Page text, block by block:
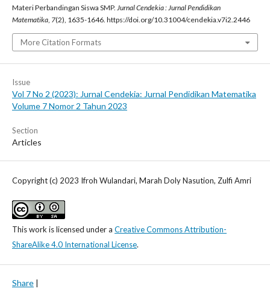
Materi Perbandingan Siswa SMP. Jurnal Cendekia : Jurnal Pendidikan
Matematika, 7(2), 1635-1646. https://doi.org/10.31004/cendekia.v7i2.2446
More Citation Formats
Issue
Vol 7 No 2 (2023): Jurnal Cendekia: Jurnal Pendidikan Matematika
Volume 7 Nomor 2 Tahun 2023
Section
Articles
Copyright (c) 2023 Ifroh Wulandari, Marah Doly Nasution, Zulfi Amri
This work is licensed under a Creative Commons Attribution-
ShareAlike 4.0 International License.
Share |